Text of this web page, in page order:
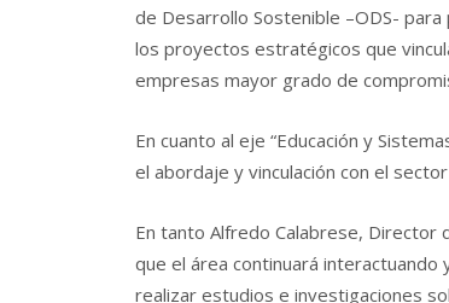
de Desarrollo Sostenible –ODS-
los proyectos estratégicos que
empresas mayor grado de
En cuanto al eje “Educación y
el abordaje y vinculación con el
En tanto Alfredo Calabrese, Director
que el área continuará
realizar estudios e investigaciones